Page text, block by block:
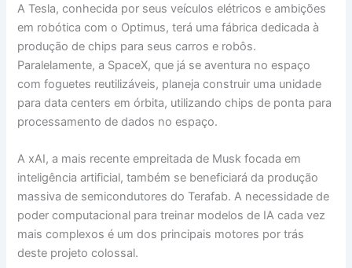
A Tesla, conhecida por seus veículos elétricos e ambições
em robótica com o Optimus, terá uma fábrica dedicada à
produção de chips para seus carros e robôs.
Paralelamente, a SpaceX, que já se aventura no espaço
com foguetes reutilizáveis, planeja construir uma unidade
para data centers em órbita, utilizando chips de ponta para
processamento de dados no espaço.
A xAI, a mais recente empreitada de Musk focada em
inteligência artificial, também se beneficiará da produção
massiva de semicondutores do Terafab. A necessidade de
poder computacional para treinar modelos de IA cada vez
mais complexos é um dos principais motores por trás
deste projeto colossal.